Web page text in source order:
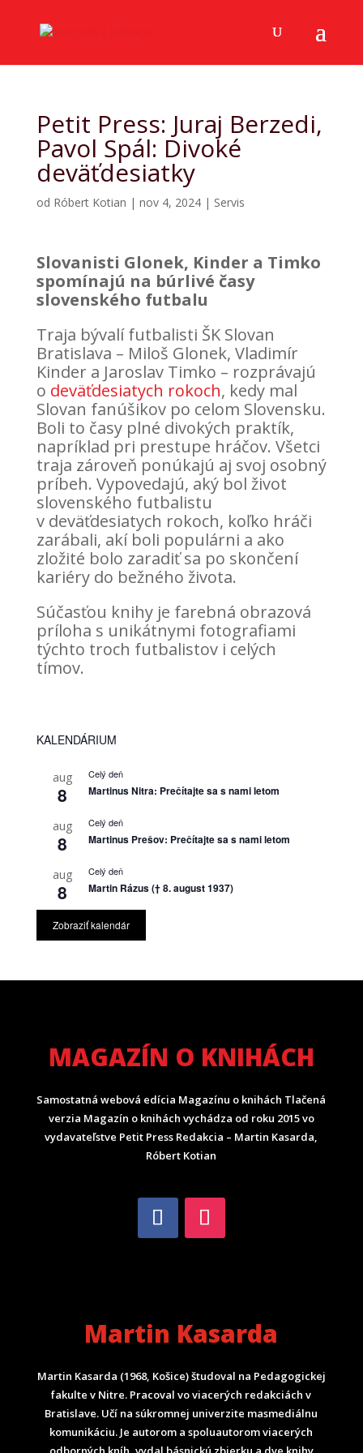
Petit Press: Juraj Berzedi,
Pavol Spál: Divoké
deväťdesiatky
od Róbert Kotian | nov 4, 2024| Servis
Slovanisti Glonek, Kinder a Timko
spomínajú na búrlivé časy
slovenského futbalu
Traja bývalí futbalisti ŠK Slovan
Bratislava – Miloš Glonek, Vladimír
Kinder a Jaroslav Timko – rozprávajú
o deväťdesiatych rokoch, kedy mal
Slovan fanúšikov po celom Slovensku.
Boli to časy plné divokých praktík,
napríklad pri prestupe hráčov. Všetci
traja zároveň ponúkajú aj svoj osobný
príbeh. Vypovedajú, aký bol život
slovenského futbalistu
v deväťdesiatych rokoch, koľko hráči
zarábali, akí boli populárni a ako
zložité bolo zaradiť sa po skončení
kariéry do bežného života.
Súčasťou knihy je farebná obrazová
príloha s unikátnymi fotografiami
týchto troch futbalistov i celých
tímov.
KALENDÁRIUM
aug
8
Celý deň
Martinus Nitra: Prečítajte sa s nami letom
aug
8
Celý deň
Martinus Prešov: Prečítajte sa s nami letom
aug
8
Celý deň
Martin Rázus († 8. august 1937)
Zobraziť kalendár
MAGAZÍN O KNIHÁCH
Samostatná webová edícia Magazínu o knihách Tlačená
verzia Magazín o knihách vychádza od roku 2015 vo
vydavateľstve Petit Press Redakcia – Martin Kasarda,
Róbert Kotian
Martin Kasarda
Martin Kasarda (1968, Košice) študoval na Pedagogickej
fakulte v Nitre. Pracoval vo viacerých redakciách v
Bratislave. Učí na súkromnej univerzite masmediálnu
komunikáciu. Je autorom a spoluautorom viacerých